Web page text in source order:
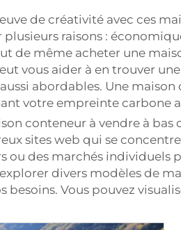
de créativité avec ces
raisons :
de même acheter une
vous aider à en trouver
abordables. Une
votre empreinte carbone
conteneur à vendre à
sites web qui se
ou des marchés individuels
divers modèles de
besoins. Vous pouvez